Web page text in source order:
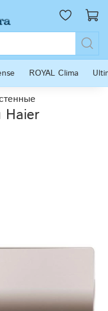
ROYAL Clima
Haier